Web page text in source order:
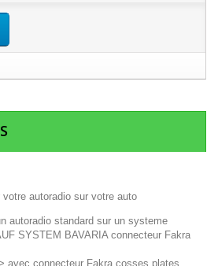
votre autoradio sur votre auto
autoradio standard sur un systeme
SYSTEM BAVARIA connecteur Fakra
avec connecteur Fakra cosses plates